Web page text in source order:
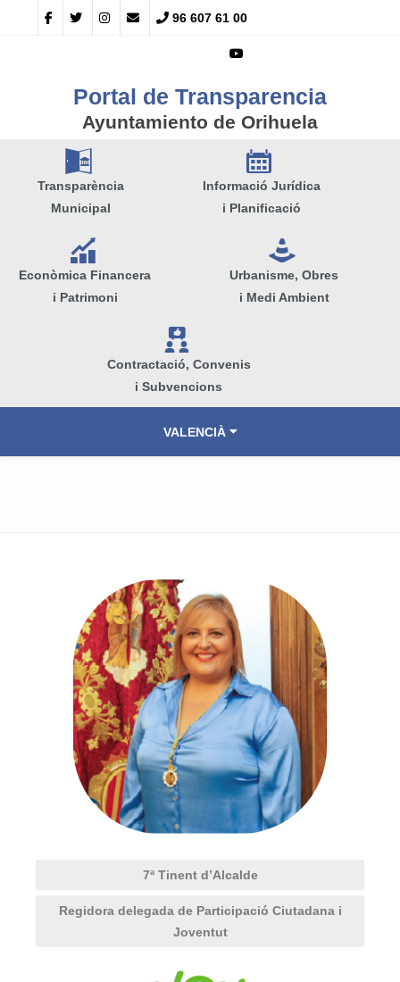
96 607 61 00
Portal de Transparencia
Ayuntamiento de Orihuela
A
Transparència
Municipal
E
Informació Jurídica
i Planificació
Q
Econòmica Financera
i Patrimoni
e
Urbanisme, Obres
i Medi Ambient
V
Contractació, Convenis
i Subvencions
VALENCIÀ
ESPAÑOL
7ª Tinent d’Alcalde
Regidora delegada de Participació Ciutadana i
Joventut